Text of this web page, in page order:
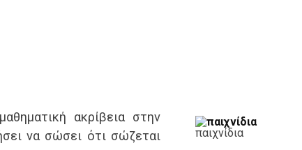
ακρίβεια στην
να σώσει ότι σώζεται
παιχνίδια